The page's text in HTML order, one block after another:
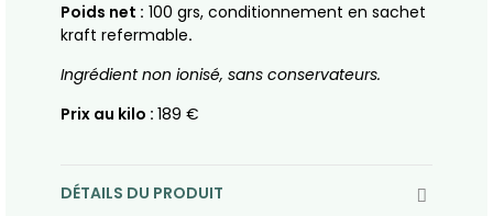
Poids net : 100 grs, conditionnement en sachet
kraft refermable.
Ingrédient non ionisé, sans conservateurs.
Prix au kilo : 189 €
DÉTAILS DU PRODUIT